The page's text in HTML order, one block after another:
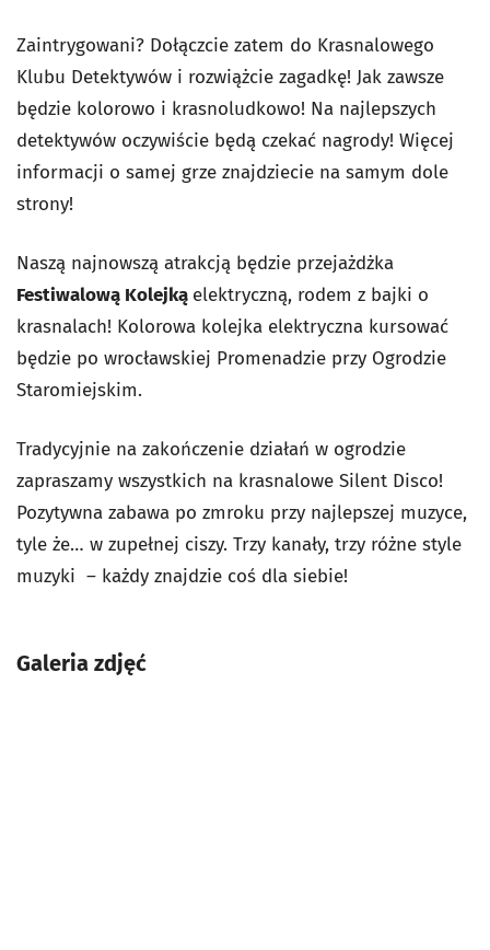
Zaintrygowani? Dołączcie zatem do Krasnalowego
Klubu Detektywów i rozwiążcie zagadkę! Jak zawsze
będzie kolorowo i krasnoludkowo! Na najlepszych
detektywów oczywiście będą czekać nagrody! Więcej
informacji o samej grze znajdziecie na samym dole
strony!
Naszą najnowszą atrakcją będzie przejażdżka
Festiwalową Kolejką elektryczną, rodem z bajki o
krasnalach! Kolorowa kolejka elektryczna kursować
będzie po wrocławskiej Promenadzie przy Ogrodzie
Staromiejskim.
Tradycyjnie na zakończenie działań w ogrodzie
zapraszamy wszystkich na krasnalowe Silent Disco!
Pozytywna zabawa po zmroku przy najlepszej muzyce,
tyle że… w zupełnej ciszy. Trzy kanały, trzy różne style
muzyki – każdy znajdzie coś dla siebie!
Galeria zdjęć